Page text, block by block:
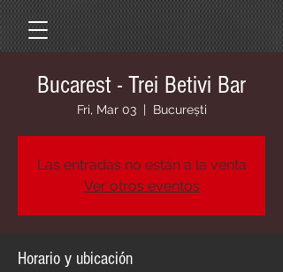
Bucarest - Trei Betivi Bar
Fri, Mar 03
  |
București
Las entradas no están a la venta
Ver otros eventos
Horario y ubicación